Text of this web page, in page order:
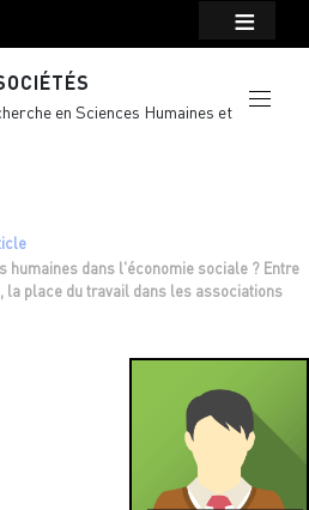
en Sciences Humaines et
humaines dans l'économie sociale ? Entre
la place du travail dans les associations